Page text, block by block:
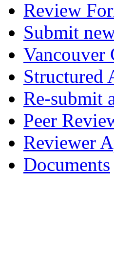
Review
Submit
Vancouver
Structured
Re-submit
Peer
Reviewer
Documents